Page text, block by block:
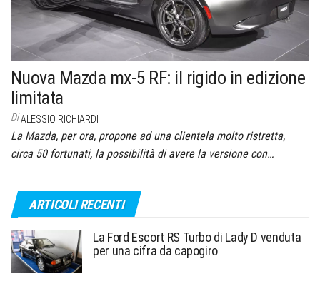
Nuova Mazda mx-5 RF: il rigido in edizione
limitata
DiALESSIO RICHIARDI
La Mazda, per ora, propone ad una clientela molto ristretta,
circa 50 fortunati, la possibilità di avere la versione con…
ARTICOLI RECENTI
La Ford Escort RS Turbo di Lady D venduta
per una cifra da capogiro